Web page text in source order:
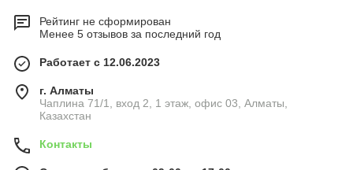
Рейтинг не сформирован
Менее 5 отзывов за последний год
Работает с 12.06.2023
г. Алматы
Чаплина 71/1, вход 2, 1 этаж, офис 03, Алматы,
Казахстан
Контакты